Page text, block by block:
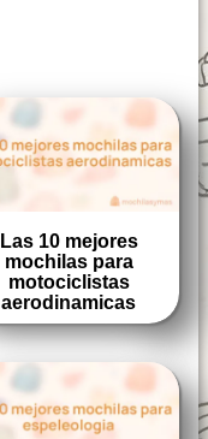
Las 10 mejores
mochilas para
motociclistas
aerodinamicas